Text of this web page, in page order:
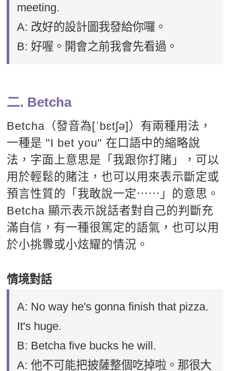
meeting.
A: 改好的設計圖我發給你囉。
B: 好喔。開會之前我會先看過。
二. Betcha
Betcha（發音為[ˈbɛtʃə]）有兩種用法，
一種是 "I bet you" 在口語中的縮略說
法，字面上意思是「我跟你打賭」，可以
用於輕鬆的賭注，也可以用來表示斷定或
預言性質的「我敢說一定⋯⋯」的意思。
Betcha 顯示表示說話者對自己的判斷充
滿自信，有一種很篤定的語氣，也可以用
於小挑釁或小炫耀的情況。
情境對話
A: No way he's gonna finish that pizza.
It's huge.
B: Betcha five bucks he will.
A: 他不可能把披薩整個吃掉啦。那很大